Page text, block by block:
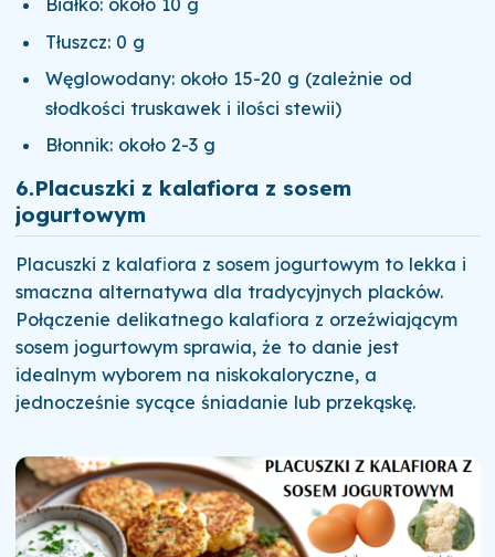
Białko: około 10 g
Tłuszcz: 0 g
Węglowodany: około 15-20 g (zależnie od
słodkości truskawek i ilości stewii)
Błonnik: około 2-3 g
6.Placuszki z kalafiora z sosem
jogurtowym
Placuszki z kalafiora z sosem jogurtowym to lekka i
smaczna alternatywa dla tradycyjnych placków.
Połączenie delikatnego kalafiora z orzeźwiającym
sosem jogurtowym sprawia, że to danie jest
idealnym wyborem na niskokaloryczne, a
jednocześnie sycące śniadanie lub przekąskę.